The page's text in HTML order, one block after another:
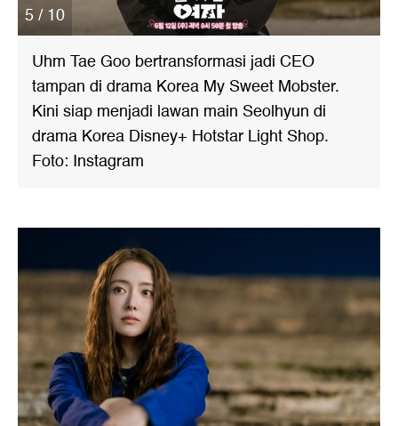
5 / 10
Uhm Tae Goo bertransformasi jadi CEO
tampan di drama Korea My Sweet Mobster.
Kini siap menjadi lawan main Seolhyun di
drama Korea Disney+ Hotstar Light Shop.
Foto: Instagram